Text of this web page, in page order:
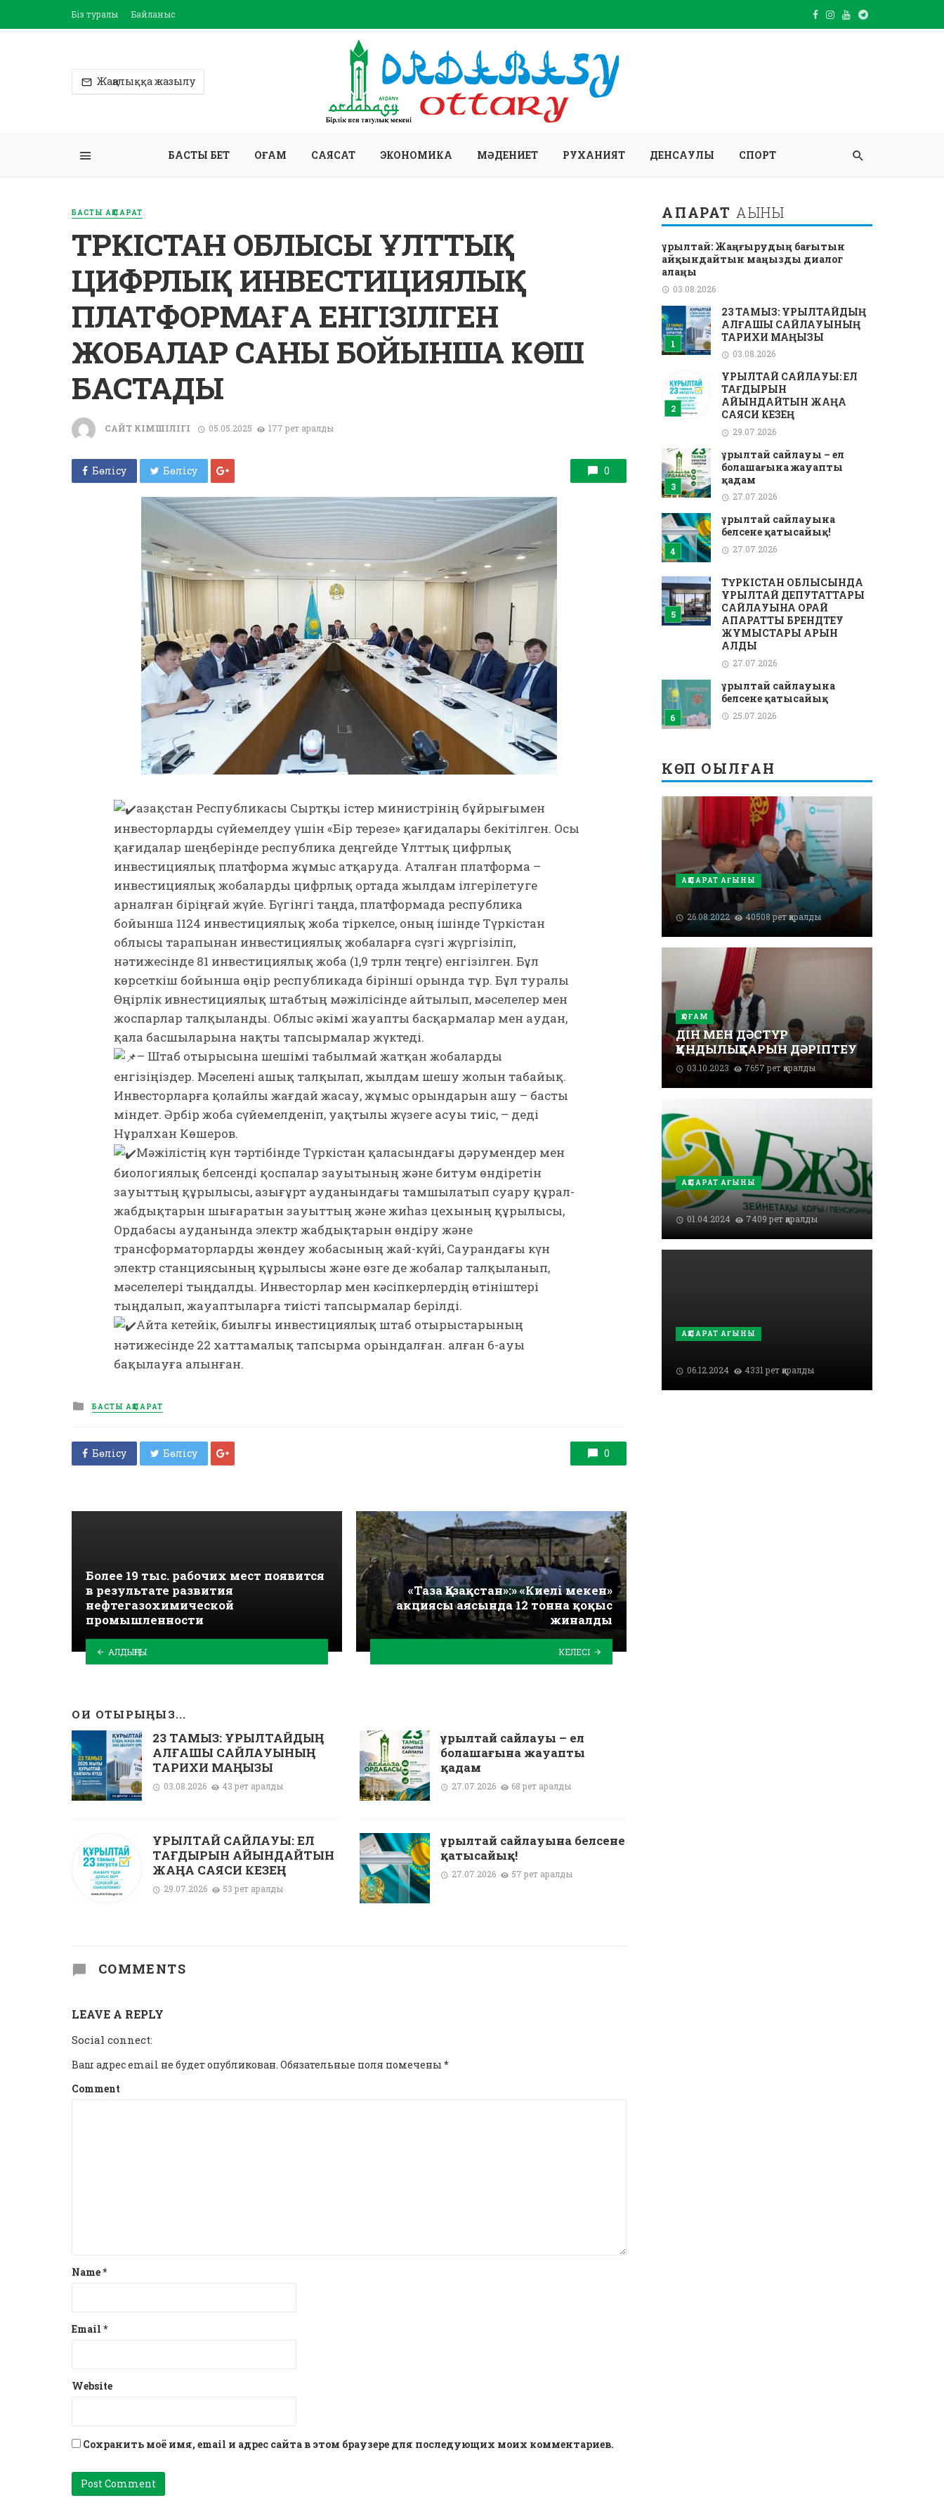
Біз туралы Байланыс
Жаңалыққа жазылу
БАСТЫ БЕТ ҚОҒАМ САЯСАТ ЭКОНОМИКА МӘДЕНИЕТ РУХАНИЯТ ДЕНСАУЛЫҚ СПОРТ
БАСТЫ АҚПАРАТ
ТҮРКІСТАН ОБЛЫСЫ ҰЛТТЫҚ
ЦИФРЛЫҚ ИНВЕСТИЦИЯЛЫҚ
ПЛАТФОРМАҒА ЕНГІЗІЛГЕН
ЖОБАЛАР САНЫ БОЙЫНША КӨШ
БАСТАДЫ
САЙТ ӘКІМШІЛІГІ 05.05.2025 177 рет қаралды
Бөлісу Бөлісу 0
Қазақстан Республикасы Сыртқы істер министрінің бұйрығымен
инвесторларды сүйемелдеу үшін «Бір терезе» қағидалары бекітілген. Осы
қағидалар шеңберінде республика деңгейде Ұлттық цифрлық
инвестициялық платформа жұмыс атқаруда. Аталған платформа –
инвестициялық жобаларды цифрлық ортада жылдам ілгерілетуге
арналған біріңғай жүйе. Бүгінгі таңда, платформада республика
бойынша 1124 инвестициялық жоба тіркелсе, оның ішінде Түркістан
облысы тарапынан инвестициялық жобаларға сүзгі жүргізіліп,
нәтижесінде 81 инвестициялық жоба (1,9 трлн теңге) енгізілген. Бұл
көрсеткіш бойынша өңір республикада бірінші орында тұр. Бұл туралы
Өңірлік ивнестициялық штабтың мәжілісінде айтылып, мәселелер мен
жоспарлар талқыланды. Облыс әкімі жауапты басқармалар мен аудан,
қала басшыларына нақты тапсырмалар жүктеді.
– Штаб отырысына шешімі табылмай жатқан жобаларды
енгізіңіздер. Мәселені ашық талқылап, жылдам шешу жолын табайық.
Инвесторларға қолайлы жағдай жасау, жұмыс орындарын ашу – басты
міндет. Әрбір жоба сүйемелденіп, уақтылы жүзеге асуы тиіс, – деді
Нұралхан Көшеров.
Мәжілістің күн тәртібінде Түркістан қаласындағы дәрумендер мен
биологиялық белсенді қоспалар зауытының және битум өндіретін
зауыттың құрылысы, Қазығұрт ауданындағы тамшылатып суару құрал-
жабдықтарын шығаратын зауыттың және жиһаз цехының құрылысы,
Ордабасы ауданында электр жабдықтарын өндіру және
трансформаторларды жөндеу жобасының жай-күйі, Саурандағы күн
электр станциясының құрылысы және өзге де жобалар талқыланып,
мәселелері тыңдалды. Инвесторлар мен кәсіпкерлердің өтініштері
тыңдалып, жауаптыларға тиісті тапсырмалар берілді.
Айта кетейік, биылғы инвестициялық штаб отырыстарының
нәтижесінде 22 хаттамалық тапсырма орындалған. Қалған 6-ауы
бақылауға алынған.
Posted
in
БАСТЫ АҚПАРАТ
Бөлісу Бөлісу 0
Более 19 тыс. рабочих мест появится
в результате развития
нефтегазохимической
промышленности
АЛДЫҢҒЫ
«Таза Қазақстан»:» «Киелі мекен»
акциясы аясында 12 тонна қоқыс
жиналды
КЕЛЕСІ
ОҚИ ОТЫРЫҢЫЗ...
23 ТАМЫЗ: ҚҰРЫЛТАЙДЫҢ
АЛҒАШҚЫ САЙЛАУЫНЫҢ
ТАРИХИ МАҢЫЗЫ
03.08.2026 43 рет қаралды
ҚҰРЫЛТАЙ САЙЛАУЫ: ЕЛ
ТАҒДЫРЫН АЙҚЫНДАЙТЫН
ЖАҢА САЯСИ КЕЗЕҢ
29.07.2026 53 рет қаралды
Құрылтай сайлауы – ел
болашағына жауапты
қадам
27.07.2026 68 рет қаралды
Құрылтай сайлауына белсене
қатысайық!
27.07.2026 57 рет қаралды
COMMENTS
LEAVE A REPLY
Social connect:
Ваш адрес email не будет опубликован. Обязательные поля помечены *
Comment
Name*
Email *
Website
Сохранить моё имя, email и адрес сайта в этом браузере для последующих моих комментариев.
АҚПАРАТ АҒЫНЫ
Құрылтай: Жаңғырудың бағытын
айқындайтын маңызды диалог
алаңы
03.08.2026
23 ТАМЫЗ: ҚҰРЫЛТАЙДЫҢ
АЛҒАШҚЫ САЙЛАУЫНЫҢ
ТАРИХИ МАҢЫЗЫ
03.08.2026
ҚҰРЫЛТАЙ САЙЛАУЫ: ЕЛ
ТАҒДЫРЫН
АЙҚЫНДАЙТЫН ЖАҢА
САЯСИ КЕЗЕҢ
29.07.2026
Құрылтай сайлауы – ел
болашағына жауапты
қадам
27.07.2026
Құрылтай сайлауына
белсене қатысайық!
27.07.2026
ТҮРКІСТАН ОБЛЫСЫНДА
ҚҰРЫЛТАЙ ДЕПУТАТТАРЫ
САЙЛАУЫНА ОРАЙ
АҚПАРАТТЫҚ БРЕНДТЕУ
ЖҰМЫСТАРЫ ҚАРҚЫН
АЛДЫ
27.07.2026
Құрылтай сайлауына
белсене қатысайық
25.07.2026
КӨП ОҚЫЛҒАН
АҚПАРАТ АҒЫНЫ
26.08.2022 40508 рет қаралды
ҚОҒАМ
ДІН МЕН ДӘСТҮР
ҚҰНДЫЛЫҚТАРЫН ДӘРІПТЕУ
03.10.2023 7657 рет қаралды
АҚПАРАТ АҒЫНЫ
01.04.2024 7409 рет қаралды
АҚПАРАТ АҒЫНЫ
06.12.2024 4331 рет қаралды